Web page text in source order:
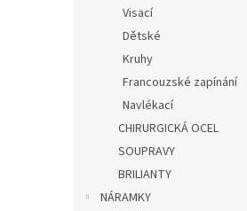
Visací
Dětské
Kruhy
Francouzské zapínání
Navlékací
CHIRURGICKÁ OCEL
SOUPRAVY
BRILIANTY
NÁRAMKY